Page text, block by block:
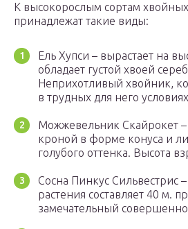
К высокорослым сортам
принадлежат такие виды:
Ель Хупси – вырастает на
обладает густой хвоей
Неприхотливый хвойник,
в трудных для него
Можжевельник Скайрокет –
кроной в форме конуса и
голубого оттенка. Высота
Сосна Пинкус Сильвестрис
растения составляет 40 м.
замечательный